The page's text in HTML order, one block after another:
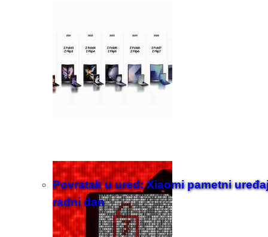
Povratak u ured: Xiaomi pametni
radni dan